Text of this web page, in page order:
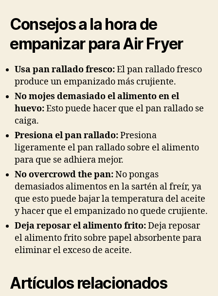
Consejos a la hora de
empanizar para Air Fryer
Usa pan rallado fresco:El pan rallado fresco
produce un empanizado más crujiente.
No mojes demasiado el alimento en el
huevo:Esto puede hacer que el pan rallado se
caiga.
Presiona el pan rallado:Presiona
ligeramente el pan rallado sobre el alimento
para que se adhiera mejor.
No overcrowd the pan:No pongas
demasiados alimentos en la sartén al freír, ya
que esto puede bajar la temperatura del aceite
y hacer que el empanizado no quede crujiente.
Deja reposar el alimento frito:Deja reposar
el alimento frito sobre papel absorbente para
eliminar el exceso de aceite.
Artículos relacionados